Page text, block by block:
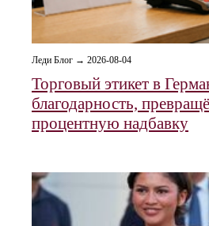
Леди Блог → 2026-08-04
Торговый этикет в
благодарность,
процентную надбавку